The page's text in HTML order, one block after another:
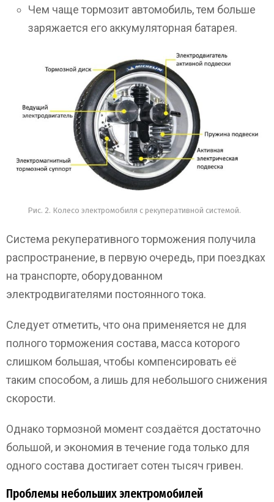
Чем чаще тормозит автомобиль, тем больше
заряжается его аккумуляторная батарея.
Рис. 2. Колесо электромобиля с рекуперативной системой.
Система рекуперативного торможения получила
распространение, в первую очередь, при поездках
на транспорте, оборудованном
электродвигателями постоянного тока.
Следует отметить, что она применяется не для
полного торможения состава, масса которого
слишком большая, чтобы компенсировать её
таким способом, а лишь для небольшого снижения
скорости.
Однако тормозной момент создаётся достаточно
большой, и экономия в течение года только для
одного состава достигает сотен тысяч гривен.
Проблемы небольших электромобилей